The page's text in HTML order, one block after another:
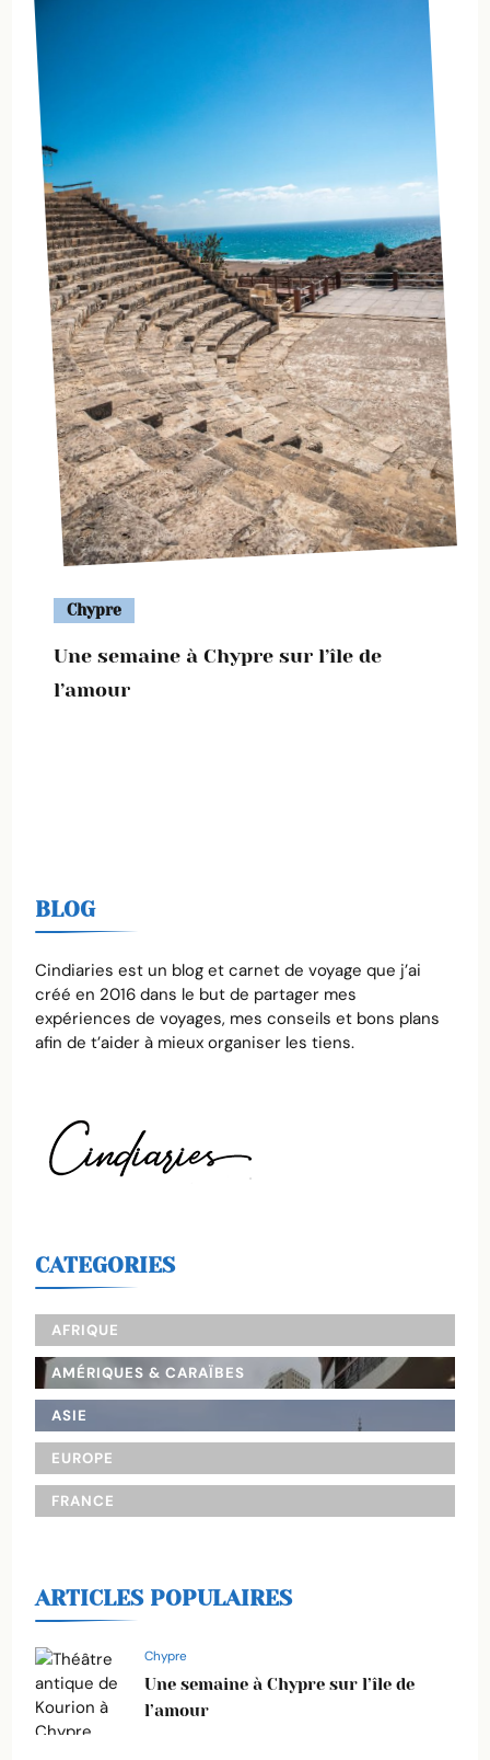
Chypre
Une semaine à Chypre sur l’île de
l’amour
BLOG
Cindiaries est un blog et carnet de voyage que j’ai
créé en 2016 dans le but de partager mes
expériences de voyages, mes conseils et bons plans
afin de t’aider à mieux organiser les tiens.
CATEGORIES
AFRIQUE
AMÉRIQUES & CARAÏBES
ASIE
EUROPE
FRANCE
ARTICLES POPULAIRES
Chypre
Une semaine à Chypre sur l’île de
l’amour